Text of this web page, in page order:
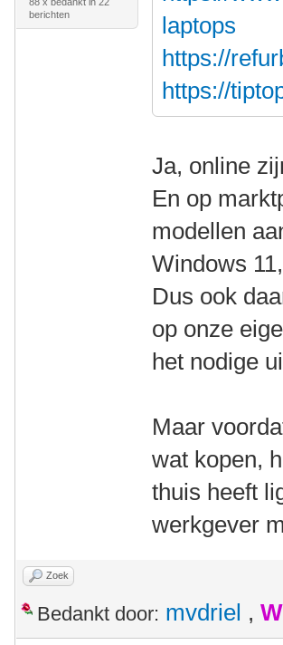
berichten
laptops
https://
https://
Ja, online
En op
modellen
Windows
Dus ook
op onze
het nodige
Maar
wat kopen,
thuis heeft
werkgever
Zoek
Bedankt door: mvdriel ,